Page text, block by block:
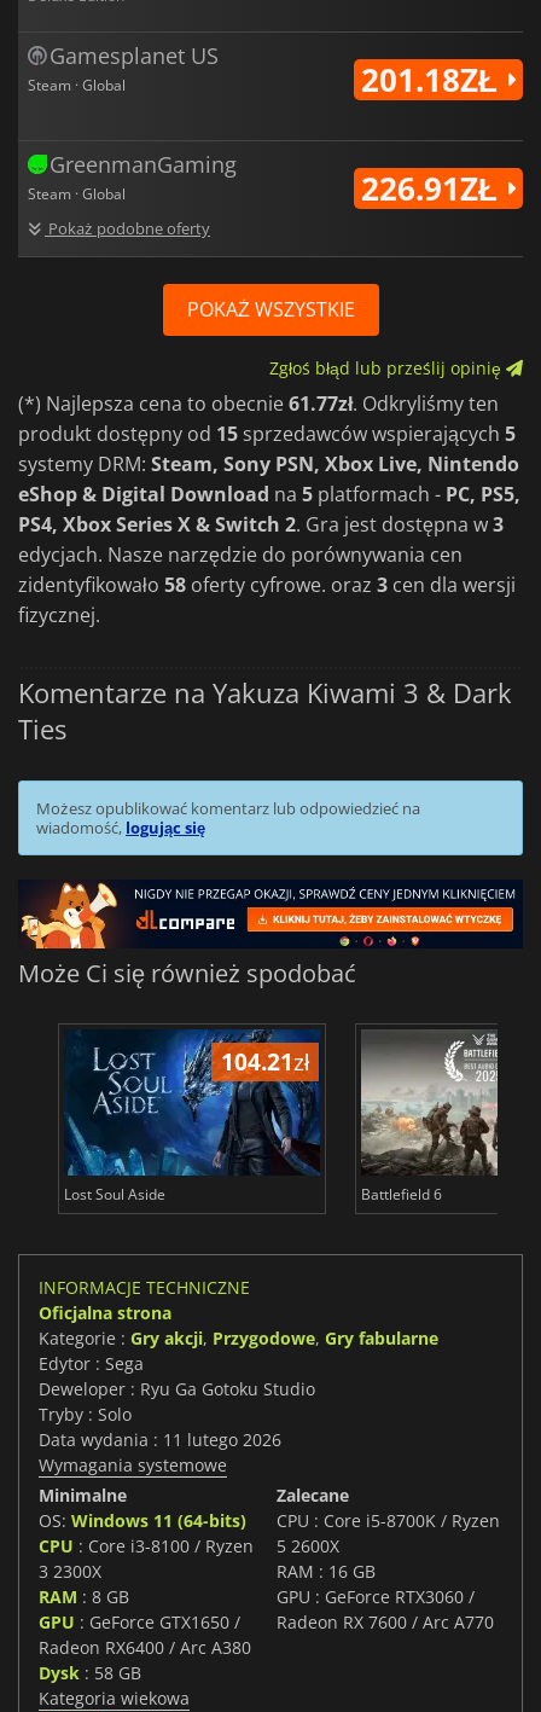
Gamesplanet US
Steam · Global 201.18ZŁ
GreenmanGaming
Steam · Global
Pokaż podobne oferty
226.91ZŁ
POKAŻ WSZYSTKIE
Zgłoś błąd lub prześlij opinię
(*) Najlepsza cena to obecnie61.77zł. Odkryliśmy ten
produkt dostępny od 15 sprzedawców wspierających 5
systemy DRM: Steam, Sony PSN, Xbox Live, Nintendo
eShop & Digital Download na 5 platformach - PC, PS5,
PS4, Xbox Series X & Switch 2. Gra jest dostępna w3
edycjach. Nasze narzędzie do porównywania cen
zidentyfikowało 58 oferty cyfrowe. oraz 3 cen dla wersji
fizycznej.
Komentarze na Yakuza Kiwami 3 & Dark
Ties
Możesz opublikować komentarz lub odpowiedzieć na
wiadomość, logując się
Może Ci się również spodobać
104.21zł
Lost Soul Aside Battlefield 6
INFORMACJE TECHNICZNE
Oficjalna strona
Kategorie : Gry akcji, Przygodowe, Gry fabularne
Edytor : Sega
Deweloper : Ryu Ga Gotoku Studio
Tryby : Solo
Data wydania : 11 lutego 2026
Wymagania systemowe
Minimalne
OS: Windows 11 (64-bits)
CPU : Core i3-8100 / Ryzen
3 2300X
RAM : 8 GB
GPU : GeForce GTX1650 /
Radeon RX6400 / Arc A380
Dysk : 58 GB
Zalecane
CPU : Core i5-8700K / Ryzen
5 2600X
RAM : 16 GB
GPU : GeForce RTX3060 /
Radeon RX 7600 / Arc A770
Kategoria wiekowa